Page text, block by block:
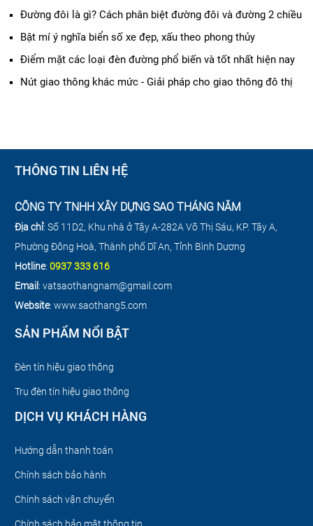
Đường đôi là gì? Cách phân biệt đường đôi và đường 2 chiều
Bật mí ý nghĩa biển số xe đẹp, xấu theo phong thủy
Điểm mặt các loại đèn đường phổ biến và tốt nhất hiện nay
Nút giao thông khác mức - Giải pháp cho giao thông đô thị
THÔNG TIN LIÊN HỆ
CÔNG TY TNHH XÂY DỰNG SAO THÁNG NĂM
Địa chỉ: Số 11D2, Khu nhà ở Tây A-282A Võ Thị Sáu, KP. Tây A,
Phường Đông Hoà, Thành phố Dĩ An, Tỉnh Bình Dương
Hotline: 0937 333 616
Email : vatsaothangnam@gmail.com
Website: www.saothang5.com
SẢN PHẨM NỔI BẬT
Đèn tín hiệu giao thông
Trụ đèn tín hiệu giao thông
DỊCH VỤ KHÁCH HÀNG
Hướng dẫn thanh toán
Chính sách bảo hành
Chính sách vận chuyển